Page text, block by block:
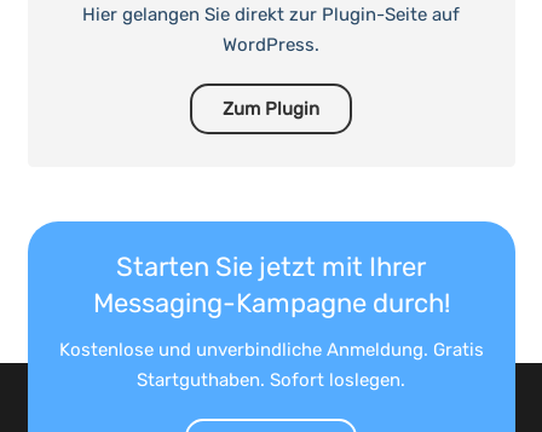
Hier gelangen Sie direkt zur Plugin-Seite auf
WordPress.
Zum Plugin
Starten Sie jetzt mit Ihrer
Messaging-Kampagne durch!
Kostenlose und unverbindliche Anmeldung. Gratis
Startguthaben. Sofort loslegen.